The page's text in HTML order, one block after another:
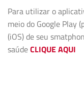
Para utilizar o
meio do Google Play
(iOS) de seu
saúdeCLIQUE AQUI